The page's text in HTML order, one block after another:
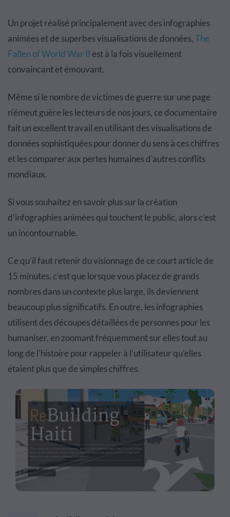
Un projet réalisé principalement avec des infographies
animées et de superbes visualisations de données,The
Fallen of World War II est à la fois visuellement
convaincant et émouvant.
Même si le nombre de victimes de guerre sur une page
n'émeut guère les lecteurs de nos jours, ce documentaire
fait un excellent travail en utilisant des visualisations de
données sophistiquées pour donner du sens à ces chiffres
et les comparer aux pertes humaines d'autres conflits
mondiaux.
Si vous souhaitez en savoir plus sur la création
d'infographies animées qui touchent le public, alors c'est
un incontournable.
Ce qu’il faut retenir du visionnage de ce court article de
15 minutes, c’est que lorsque vous placez de grands
nombres dans un contexte plus large, ils deviennent
beaucoup plus significatifs. En outre, les infographies
utilisent des découpes détaillées de personnes pour les
humaniser, en zoomant fréquemment sur elles tout au
long de l'histoire pour rappeler à l’utilisateur qu'elles
étaient plus que de simples chiffres.